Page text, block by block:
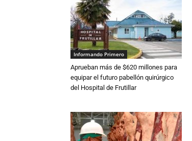
Informando Primero
Aprueban más de $620 millones para
equipar el futuro pabellón quirúrgico
del Hospital de Frutillar